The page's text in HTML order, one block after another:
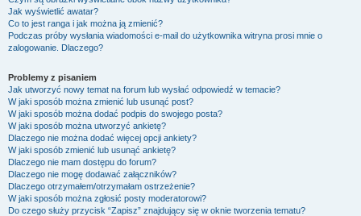
Jak wyświetlić awatar?
Co to jest ranga i jak można ją zmienić?
Podczas próby wysłania wiadomości e-mail do użytkownika witryna prosi mnie o
zalogowanie. Dlaczego?
Problemy z pisaniem
Jak utworzyć nowy temat na forum lub wysłać odpowiedź w temacie?
W jaki sposób można zmienić lub usunąć post?
W jaki sposób można dodać podpis do swojego posta?
W jaki sposób można utworzyć ankietę?
Dlaczego nie można dodać więcej opcji ankiety?
W jaki sposób zmienić lub usunąć ankietę?
Dlaczego nie mam dostępu do forum?
Dlaczego nie mogę dodawać załączników?
Dlaczego otrzymałem/otrzymałam ostrzeżenie?
W jaki sposób można zgłosić posty moderatorowi?
Do czego służy przycisk “Zapisz” znajdujący się w oknie tworzenia tematu?